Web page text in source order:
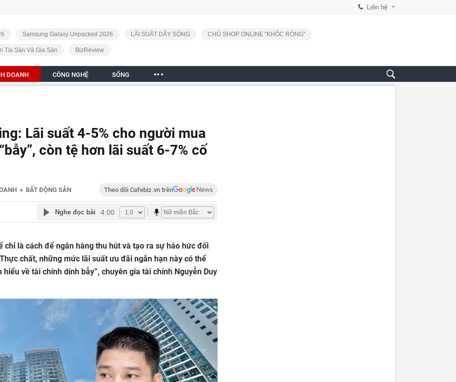
Liên hệ
Samsung Galaxy Unpacked 2026 LÃI SUẤT DẬY SÓNG CHỦ SHOP ONLINE "KHÓC RÒNG"
Tài Sản Và Gia Sản BizReview
DOANH CÔNG NGHỆ SỐNG
Lãi suất 4-5% cho người mua
còn tệ hơn lãi suất 6-7% cố
» BẤT ĐỘNG SẢN Theo dõi Cafebiz.vn trên
Nghe đọc bài 4:00
chỉ là cách để ngân hàng thu hút và tạo ra sự háo hức đối
chất, những mức lãi suất ưu đãi ngắn hạn này có thể
về tài chính dính bẫy”, chuyên gia tài chính Nguyễn Duy